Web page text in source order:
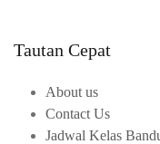
Tautan Cepat
About us
Contact Us
Jadwal Kelas